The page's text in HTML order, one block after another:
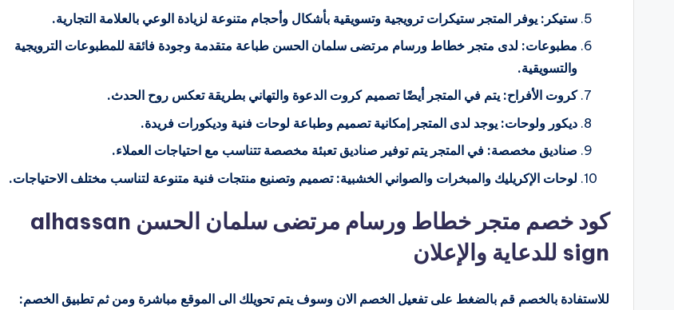
ستيكر: يوفر المتجر ستيكرات ترويجية وتسويقية بأشكال وأحجام متنوعة لزيادة الوعي بالعلامة التجارية.
مطبوعات: لدى متجر خطاط ورسام مرتضى سلمان الحسن طباعة متقدمة وجودة فائقة للمطبوعات الترويجية
والتسويقية.
كروت الأفراح: يتم في المتجر أيضًا تصميم كروت الدعوة والتهاني بطريقة تعكس روح الحدث.
ديكور ولوحات: يوجد لدى المتجر إمكانية تصميم وطباعة لوحات فنية وديكورات فريدة.
صناديق مخصصة: في المتجر يتم توفير صناديق تعبئة مخصصة تتناسب مع احتياجات العملاء.
لوحات الإكريليك والمبخرات والصواني الخشبية: تصميم وتصنيع منتجات فنية متنوعة لتناسب مختلف الاحتياجات.
كود خصم متجر خطاط ورسام مرتضى سلمان الحسن alhassan
sign للدعاية والإعلان
للاستفادة بالخصم قم بالضغط على تفعيل الخصم الان وسوف يتم تحويلك الى الموقع مباشرة ومن ثم تطبيق الخصم: